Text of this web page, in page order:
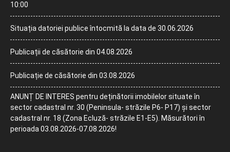
10:00
Situația datoriei publice întocmită la data de 30.06.2026
Publicații de căsătorie din 04.08.2026
Publicație de căsătorie din 03.08.2026
ANUNȚ DE INTERES pentru deținătorii imobilelor situate în
sector cadastral nr. 30 (Peninsula- străzile P6- P17) și sector
cadastral nr. 18 (Zona Ecluză- străzile E1-E5). Măsurători în
perioada 03.08.2026-07.08.2026!